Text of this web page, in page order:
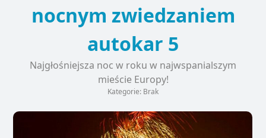
nocnym zwiedzaniem
autokar 5
Najgłośniejsza noc w roku w najwspanialszym
mieście Europy!
Kategorie: Brak